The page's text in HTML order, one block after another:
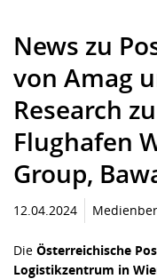
News zu
von Amag
Research
Flughafen
Group,
12.04.2024
Die Österreichische
Logistikzentrum in